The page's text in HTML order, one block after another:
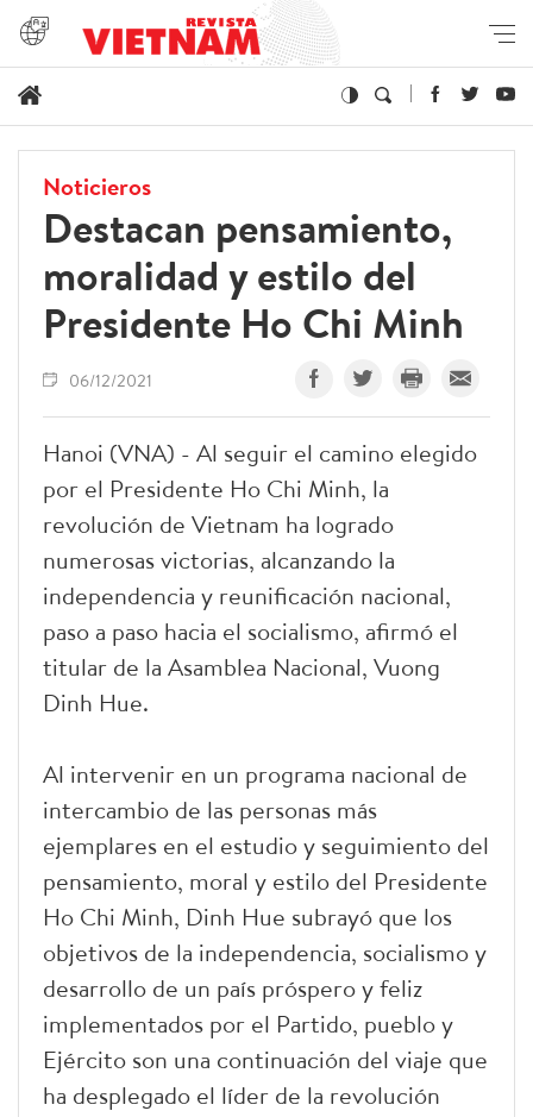
Noticieros
Destacan pensamiento,
moralidad y estilo del
Presidente Ho Chi Minh
06/12/2021
Hanoi (VNA) - Al seguir el camino elegido
por el Presidente Ho Chi Minh, la
revolución de Vietnam ha logrado
numerosas victorias, alcanzando la
independencia y reunificación nacional,
paso a paso hacia el socialismo, afirmó el
titular de la Asamblea Nacional, Vuong
Dinh Hue.
Al intervenir en un programa nacional de
intercambio de las personas más
ejemplares en el estudio y seguimiento del
pensamiento, moral y estilo del Presidente
Ho Chi Minh, Dinh Hue subrayó que los
objetivos de la independencia, socialismo y
desarrollo de un país próspero y feliz
implementados por el Partido, pueblo y
Ejército son una continuación del viaje que
ha desplegado el líder de la revolución